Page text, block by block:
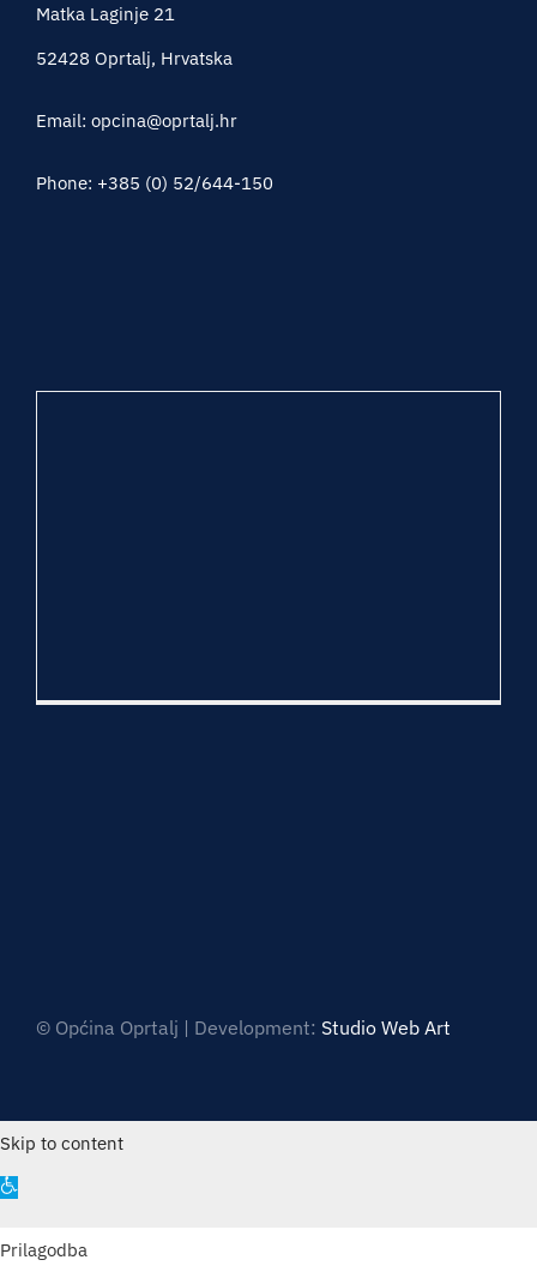
Matka Laginje 21
52428 Oprtalj, Hrvatska
Email: opcina@oprtalj.hr
Phone: +385 (0) 52/644-150
© Općina Oprtalj | Development: Studio Web Art
Skip to content
Open
Prilagodba